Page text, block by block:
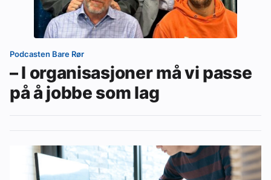
Om VVS Aktuelt
Abonner på fagbladet Byggfakta Nyheter
Annonsere i VVS Aktuelt
Podcasten Bare Rør
– I organisasjoner må vi passe
på å jobbe som lag